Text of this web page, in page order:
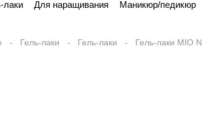
лаки Для наращивания Маникюр/педикюр
Гель-лаки Гель-лаки Гель-лаки MIO